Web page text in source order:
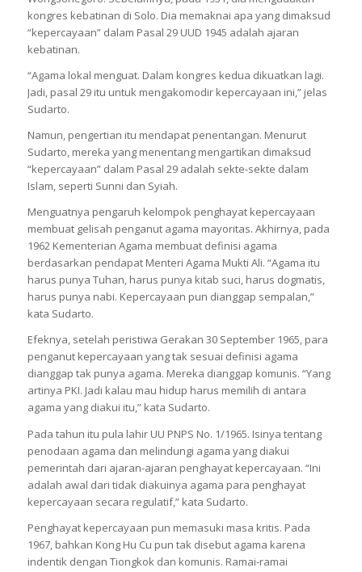
kongres kebatinan di Solo. Dia memaknai apa yang dimaksud
“kepercayaan” dalam Pasal 29 UUD 1945 adalah ajaran
kebatinan.
“Agama lokal menguat. Dalam kongres kedua dikuatkan lagi.
Jadi, pasal 29 itu untuk mengakomodir kepercayaan ini,” jelas
Sudarto.
Namun, pengertian itu mendapat penentangan. Menurut
Sudarto, mereka yang menentang mengartikan dimaksud
“kepercayaan” dalam Pasal 29 adalah sekte-sekte dalam
Islam, seperti Sunni dan Syiah.
Menguatnya pengaruh kelompok penghayat kepercayaan
membuat gelisah penganut agama mayoritas. Akhirnya, pada
1962 Kementerian Agama membuat definisi agama
berdasarkan pendapat Menteri Agama Mukti Ali. “Agama itu
harus punya Tuhan, harus punya kitab suci, harus dogmatis,
harus punya nabi. Kepercayaan pun dianggap sempalan,”
kata Sudarto.
Efeknya, setelah peristiwa Gerakan 30 September 1965, para
penganut kepercayaan yang tak sesuai definisi agama
dianggap tak punya agama. Mereka dianggap komunis. “Yang
artinya PKI. Jadi kalau mau hidup harus memilih di antara
agama yang diakui itu,” kata Sudarto.
Pada tahun itu pula lahir UU PNPS No. 1/1965. Isinya tentang
penodaan agama dan melindungi agama yang diakui
pemerintah dari ajaran-ajaran penghayat kepercayaan. “Ini
adalah awal dari tidak diakuinya agama para penghayat
kepercayaan secara regulatif,” kata Sudarto.
Penghayat kepercayaan pun memasuki masa kritis. Pada
1967, bahkan Kong Hu Cu pun tak disebut agama karena
indentik dengan Tiongkok dan komunis. Ramai-ramai